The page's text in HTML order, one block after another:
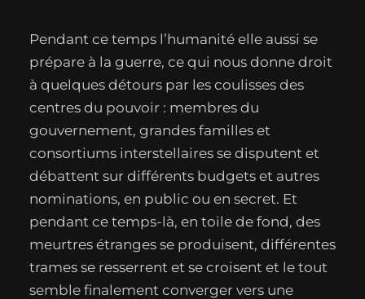
Pendant ce temps l’humanité elle aussi se
prépare à la guerre, ce qui nous donne droit
à quelques détours par les coulisses des
centres du pouvoir : membres du
gouvernement, grandes familles et
consortiums interstellaires se disputent et
débattent sur différents budgets et autres
nominations, en public ou en secret. Et
pendant ce temps-là, en toile de fond, des
meurtres étranges se produisent, différentes
trames se resserrent et se croisent et le tout
semble finalement converger vers une